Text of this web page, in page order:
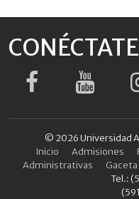
© 2026 Universidad
Inicio
Admisiones
Administrativas
Gaceta
Tel.: